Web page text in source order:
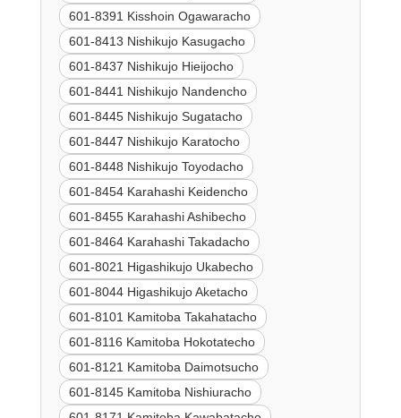
601-8391 Kisshoin Ogawaracho
601-8413 Nishikujo Kasugacho
601-8437 Nishikujo Hieijocho
601-8441 Nishikujo Nandencho
601-8445 Nishikujo Sugatacho
601-8447 Nishikujo Karatocho
601-8448 Nishikujo Toyodacho
601-8454 Karahashi Keidencho
601-8455 Karahashi Ashibecho
601-8464 Karahashi Takadacho
601-8021 Higashikujo Ukabecho
601-8044 Higashikujo Aketacho
601-8101 Kamitoba Takahatacho
601-8116 Kamitoba Hokotatecho
601-8121 Kamitoba Daimotsucho
601-8145 Kamitoba Nishiuracho